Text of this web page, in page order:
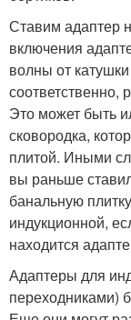
Ставим адаптер
включения
волны от
соответственно,
Это может быть
сковородка,
плитой. Иными
вы раньше
банальную
индукционной,
находится
Адаптеры для
переходниками)